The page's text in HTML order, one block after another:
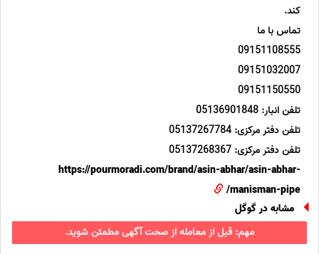
کند.
تماس با ما
09151108555
09151032007
09151150550
تلفن انبار: 05136901848
تلفن دفتر مرکزی: 05137267784
تلفن دفتر مرکزی: 05137268367
https://pourmoradi.com/brand/asin-abhar/asin-abhar-
manisman-pipe/
مشابه در گوگل
مهم: قبل از معامله از صحت آگهی مطمئن شوید.